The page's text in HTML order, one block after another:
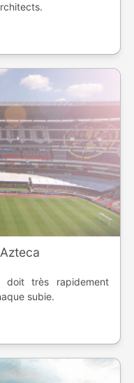
doit très rapidement
subie.